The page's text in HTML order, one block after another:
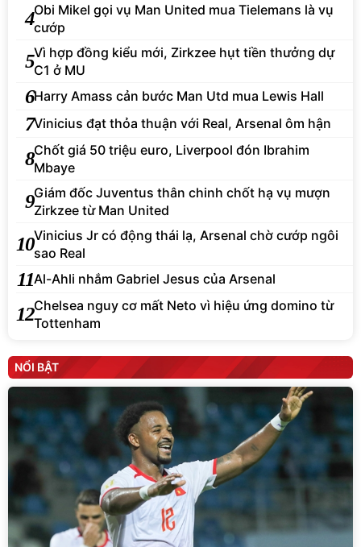
4Obi Mikel gọi vụ Man United mua Tielemans là vụ
cướp
5Vì hợp đồng kiểu mới, Zirkzee hụt tiền thưởng dự
C1 ở MU
6Harry Amass cản bước Man Utd mua Lewis Hall
7Vinicius đạt thỏa thuận với Real, Arsenal ôm hận
8Chốt giá 50 triệu euro, Liverpool đón Ibrahim
Mbaye
9Giám đốc Juventus thân chinh chốt hạ vụ mượn
Zirkzee từ Man United
10Vinicius Jr có động thái lạ, Arsenal chờ cướp ngôi
sao Real
11Al-Ahli nhắm Gabriel Jesus của Arsenal
12Chelsea nguy cơ mất Neto vì hiệu ứng domino từ
Tottenham
NỔI BẬT